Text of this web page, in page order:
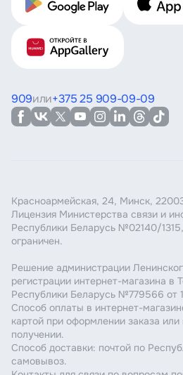
909или+375 25 909-09-09
Красноармейская, 24, Минск,
Лицензия Министерства связи и
Республики Беларусь №02140/
ограничен.
Решение администрации
регистрации интернет-магазина в
Республики Беларусь №779566 от
Способ оплаты в интернет-
картой при оформлении заказа
получении.
Способ доставки: почтой по
самовывоз.